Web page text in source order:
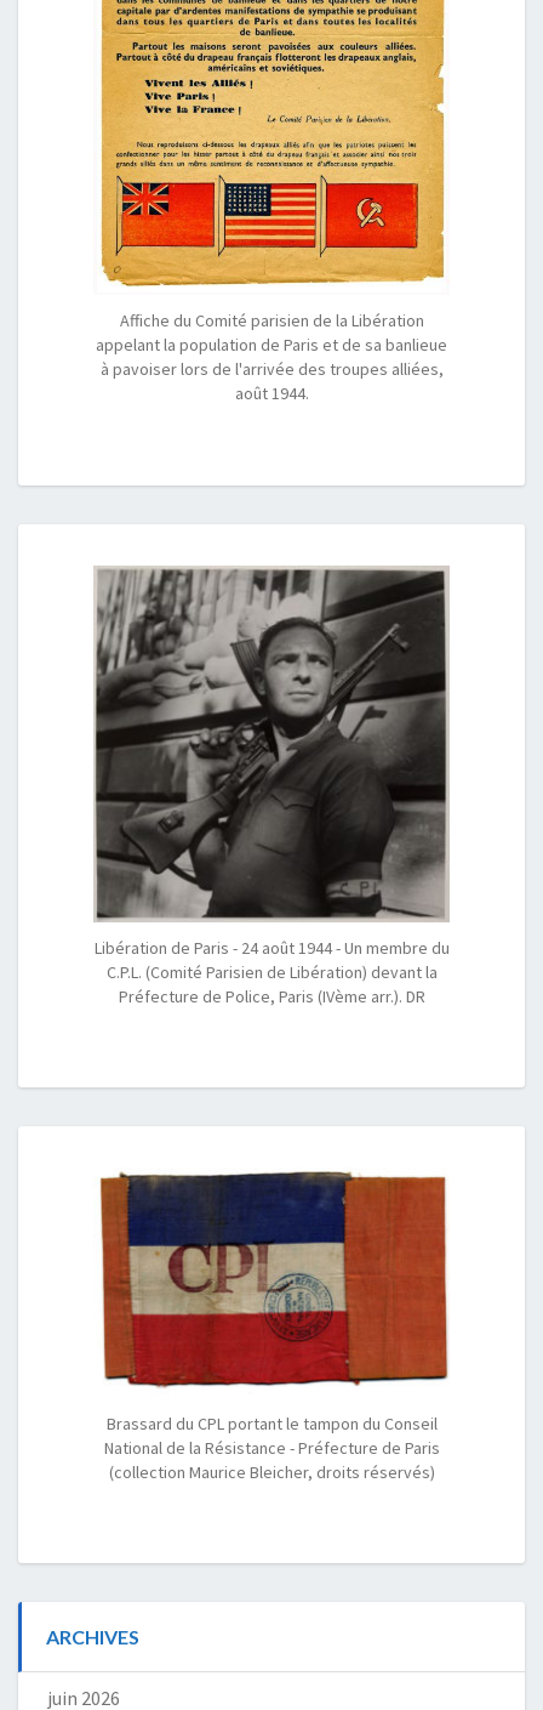
Affiche du Comité parisien de la Libération
appelant la population de Paris et de sa banlieue
à pavoiser lors de l'arrivée des troupes alliées,
août 1944.
Libération de Paris - 24 août 1944 - Un membre du
C.P.L. (Comité Parisien de Libération) devant la
Préfecture de Police, Paris (IVème arr.). DR
Brassard du CPL portant le tampon du Conseil
National de la Résistance - Préfecture de Paris
(collection Maurice Bleicher, droits réservés)
ARCHIVES
juin 2026